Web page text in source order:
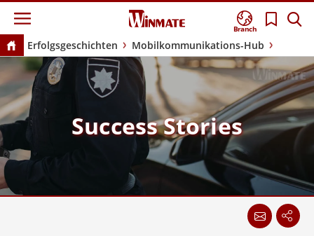
Branch
Erfolgsgeschichten Mobilkommunikations-Hub
Success Stories